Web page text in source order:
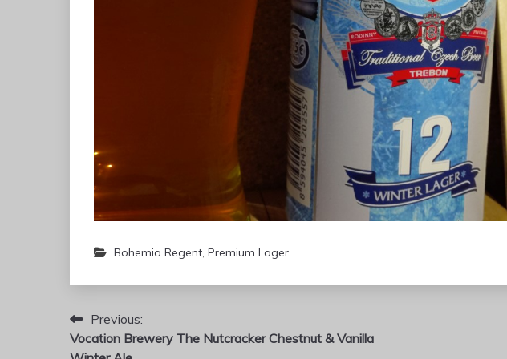
Bohemia Regent, Premium Lager
Artikkelien
selaus
Previous:
Vocation Brewery The Nutcracker Chestnut & Vanilla